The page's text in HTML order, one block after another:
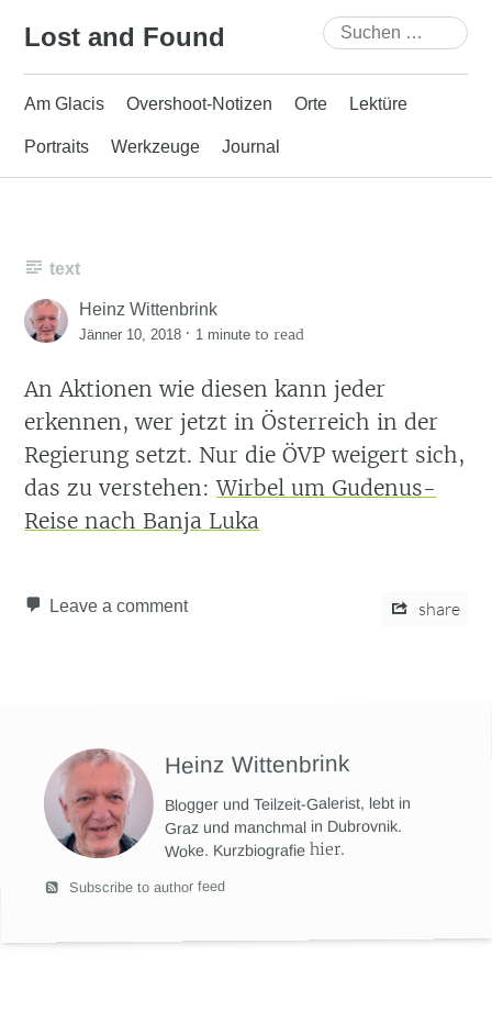
Lost and Found
Suchen
nach:
Am Glacis Overshoot-Notizen Orte Lektüre
Portraits Werkzeuge Journal
text
Heinz Wittenbrink
Jänner 10, 2018 · 1 minute to read
An Aktionen wie diesen kann jeder
erkennen, wer jetzt in Österreich in der
Regierung setzt. Nur die ÖVP weigert sich,
das zu verstehen:Wirbel um Gudenus-
Reise nach Banja Luka
Leave a comment share
Heinz Wittenbrink
Blogger und Teilzeit-Galerist, lebt in
Graz und manchmal in Dubrovnik.
Woke. Kurzbiografiehier.
Subscribe to author feed